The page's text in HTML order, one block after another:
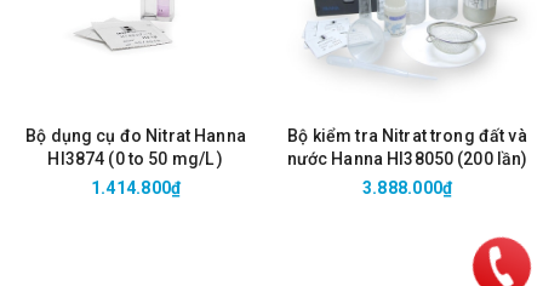
Bộ dụng cụ đo Nitrat Hanna
HI3874 (0 to 50 mg/L )
1.414.800₫
Bộ kiểm tra Nitrat trong đất và
nước Hanna HI38050 (200 lần)
3.888.000₫